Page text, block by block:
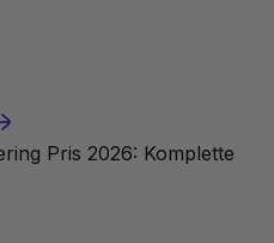
Pris 2026: Komplette